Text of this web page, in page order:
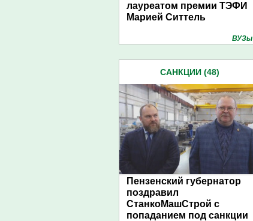
лауреатом премии ТЭФИ
Марией Ситтель
ВУЗы
САНКЦИИ (48)
Пензенский губернатор
поздравил
СтанкоМашСтрой с
попаданием под санкции